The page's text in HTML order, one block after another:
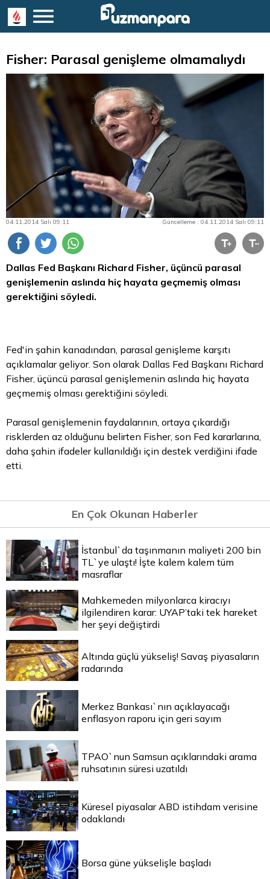
Fisher: Parasal genişleme olmamalıydı
04.11.2014 Salı 09:11 Güncelleme : 04.11.2014 Salı 09:11
Dallas Fed Başkanı Richard Fisher, üçüncü parasal
genişlemenin aslında hiç hayata geçmemiş olması
gerektiğini söyledi.
Fed'in şahin kanadından, parasal genişleme karşıtı
açıklamalar geliyor. Son olarak Dallas Fed Başkanı Richard
Fisher, üçüncü parasal genişlemenin aslında hiç hayata
geçmemiş olması gerektiğini söyledi.
Parasal genişlemenin faydalarının, ortaya çıkardığı
risklerden az olduğunu belirten Fisher, son Fed kararlarına,
daha şahin ifadeler kullanıldığı için destek verdiğini ifade
etti.
En Çok Okunan Haberler
İstanbul`da taşınmanın maliyeti 200 bin
TL`ye ulaştı! İşte kalem kalem tüm
masraflar
Mahkemeden milyonlarca kiracıyı
ilgilendiren karar: UYAP’taki tek hareket
her şeyi değiştirdi
Altında güçlü yükseliş! Savaş piyasaların
radarında
Merkez Bankası`nın açıklayacağı
enflasyon raporu için geri sayım
TPAO`nun Samsun açıklarındaki arama
ruhsatının süresi uzatıldı
Küresel piyasalar ABD istihdam verisine
odaklandı
Borsa güne yükselişle başladı